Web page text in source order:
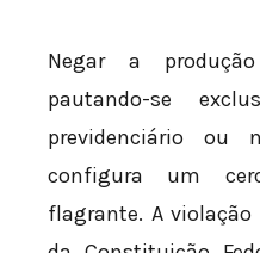
Negar a
pautando-se
previdenciário ou
configura um
flagrante. A